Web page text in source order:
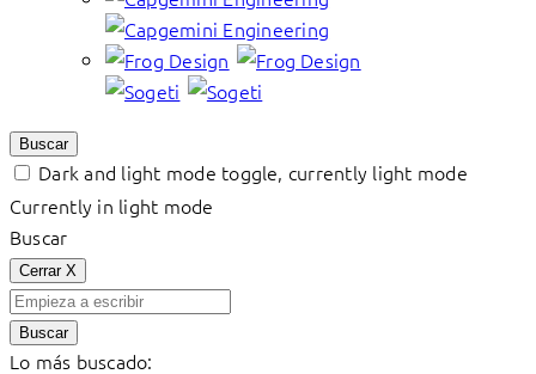
Buscar
Dark and light mode toggle, currently light mode
Currently in light mode
Buscar
Cerrar X
Buscar
Lo más buscado: